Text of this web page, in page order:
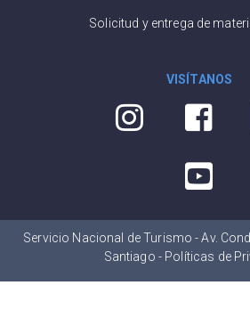
Solicitud y entrega de
VISÍTANOS
Servicio Nacional de Turismo - Av.
Santiago - Políticas de